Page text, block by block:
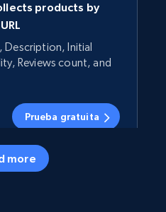
products by
Description, Initial
Reviews count, and
Prueba gratuita
more